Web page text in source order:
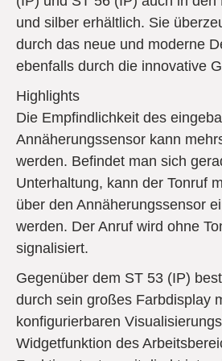
und silber erhältlich. Sie
durch das neue und moderne
ebenfalls durch die innovative
Highlights
Die Empfindlichkeit des
Annäherungssensor kann
werden. Befindet man sich
Unterhaltung, kann der Tonruf
über den Annäherungssensor
werden. Der Anruf wird ohne
signalisiert.
Gegenüber dem ST 53 (IP)
durch sein großes Farbdisplay
konfigurierbaren
Widgetfunktion des